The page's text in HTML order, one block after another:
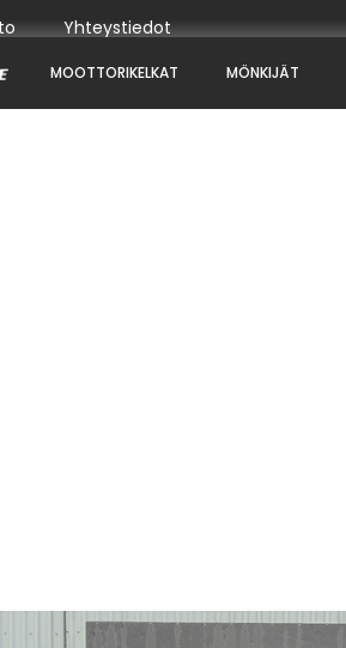
Yhteystiedot
MOOTTORIKELKAT MÖNKIJÄT